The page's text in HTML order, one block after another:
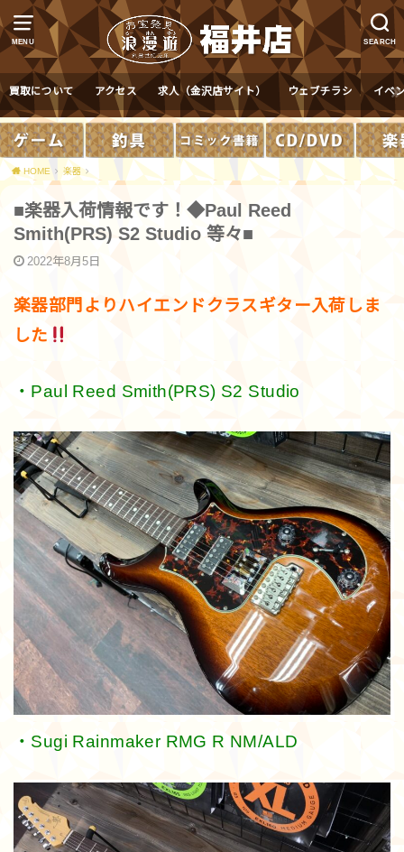
MENU SEARCH
買取について アクセス 求人（金沢店サイト） ウェブチラシ イベ
HOME 楽器
■楽器入荷情報です！◆Paul Reed
Smith(PRS) S2 Studio 等々■
2022年8月5日
楽器部門よりハイエンドクラスギター入荷しま
した
・Paul Reed Smith(PRS) S2 Studio
・Sugi Rainmaker RMG R NM/ALD